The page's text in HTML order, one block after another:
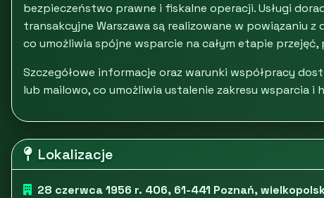
bezpieczeństwo prawne i fiskalne operacji. Usługi
transakcyjne Warszawa są realizowane w powiązaniu
co umożliwia spójne wsparcie na całym etapie przejęć,
Szczegółowe informacje oraz warunki współpracy
lub mailowo, co umożliwia ustalenie zakresu wsparcia i
Lokalizacje
28 czerwca 1956 r. 406, 61-441 Poznań,